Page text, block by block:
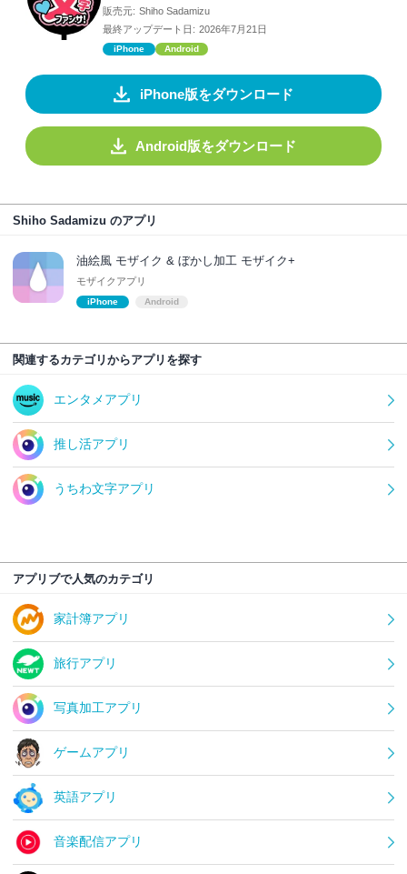
販売元: Shiho Sadamizu
最終アップデート日: 2026年7月21日
iPhone Android
iPhone版をダウンロード
Android版をダウンロード
Shiho Sadamizu のアプリ
油絵風 モザイク & ぼかし加工 モザイク+
モザイクアプリ
iPhone Android
関連するカテゴリからアプリを探す
エンタメアプリ
推し活アプリ
うちわ文字アプリ
アプリブで人気のカテゴリ
家計簿アプリ
旅行アプリ
写真加工アプリ
ゲームアプリ
英語アプリ
音楽配信アプリ